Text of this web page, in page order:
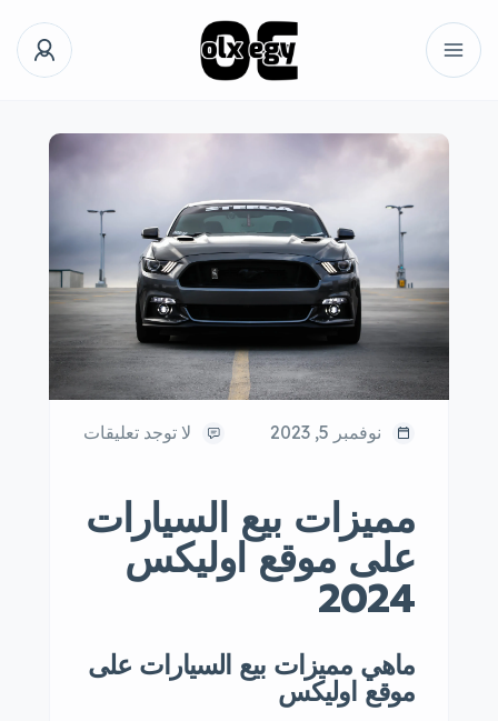
نوفمبر 5, 2023 لا توجد تعليقات
مميزات بيع السيارات
على موقع اوليكس
2024
ماهي مميزات بيع السيارات على
موقع اوليكس